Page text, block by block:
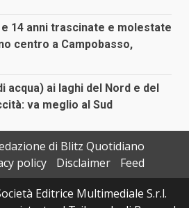
e 14 anni trascinate e molestate
centro a Campobasso,
acqua) ai laghi del Nord e del
va meglio al Sud
di Blitz Quotidiano
policy Disclaimer
Feed
Editrice Multimediale S.r.l.